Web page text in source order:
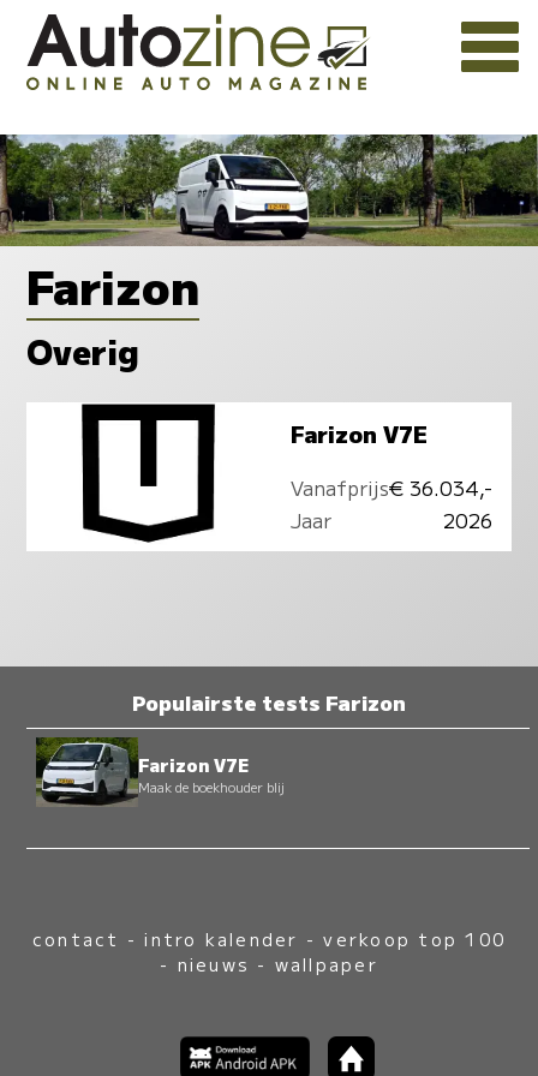
Farizon
Overig
Farizon V7E
Vanafprijs€ 36.034,-
Jaar
2026
Populairste tests Farizon
Farizon V7E
Maak de boekhouder blij
contact -intro kalender -verkoop top 100
- nieuws - wallpaper